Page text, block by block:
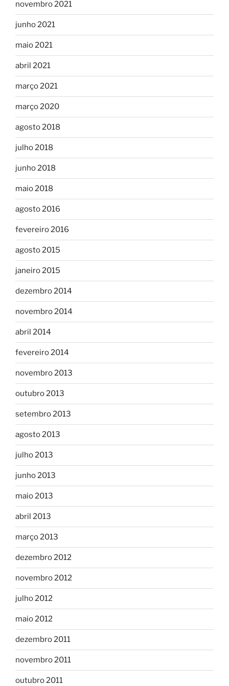
novembro 2021
junho 2021
maio 2021
abril 2021
março 2021
março 2020
agosto 2018
julho 2018
junho 2018
maio 2018
agosto 2016
fevereiro 2016
agosto 2015
janeiro 2015
dezembro 2014
novembro 2014
abril 2014
fevereiro 2014
novembro 2013
outubro 2013
setembro 2013
agosto 2013
julho 2013
junho 2013
maio 2013
abril 2013
março 2013
dezembro 2012
novembro 2012
julho 2012
maio 2012
dezembro 2011
novembro 2011
outubro 2011